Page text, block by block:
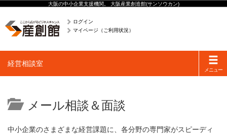
大阪の中小企業支援機関。 大阪産業創造館(サンソウカン)
ログイン
マイページ（ご利用状況）
Toggle
メニュー
経営相談室
メール相談＆面談
中小企業のさまざまな経営課題に、各分野の専門家がスピーディ